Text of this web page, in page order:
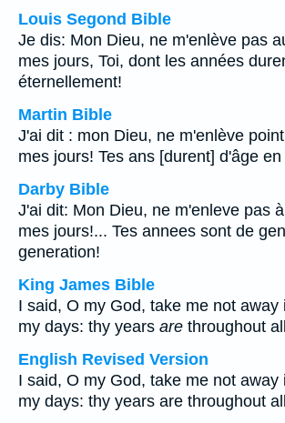
Louis Segond Bible
Je dis: Mon Dieu, ne m'enlève pas
mes jours, Toi, dont les années
éternellement!
Martin Bible
J'ai dit : mon Dieu, ne m'enlève
mes jours! Tes ans [durent] d'âge en
Darby Bible
J'ai dit: Mon Dieu, ne m'enleve pas
mes jours!... Tes annees sont de
generation!
King James Bible
I said, O my God, take me not away
my days: thy years are throughout
English Revised Version
I said, O my God, take me not away
my days: thy years are throughout